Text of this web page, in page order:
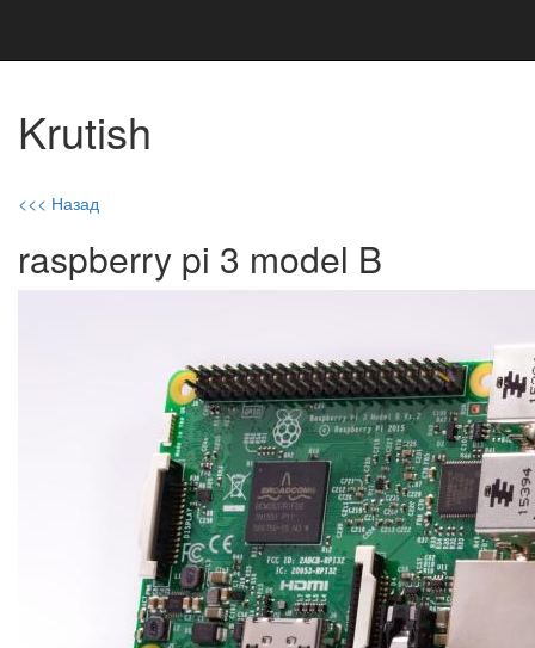
Krutish
<<< Назад
raspberry pi 3 model B